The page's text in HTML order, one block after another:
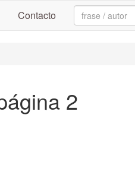
Contacto Search:
2